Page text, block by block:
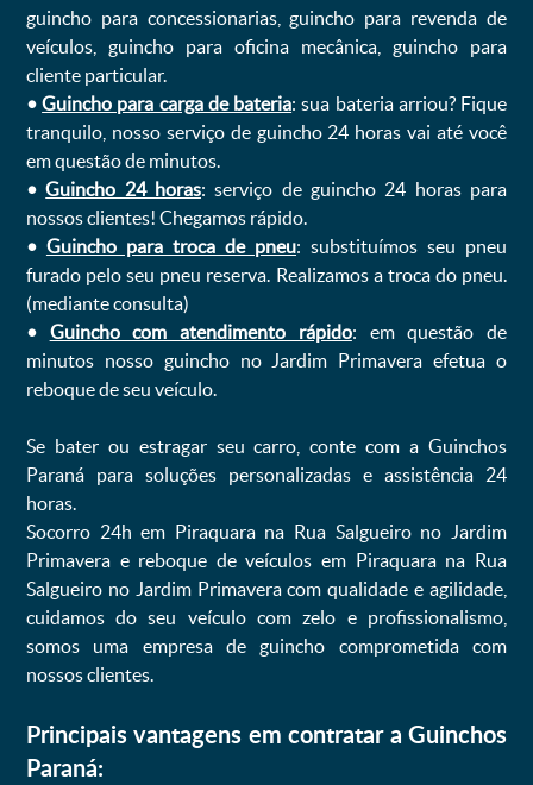
guincho para concessionarias, guincho para revenda de
veículos, guincho para oficina mecânica, guincho para
cliente particular.
•Guincho para carga de bateria: sua bateria arriou? Fique
tranquilo, nosso serviço de guincho 24 horas vai até você
em questão de minutos.
•Guincho 24 horas: serviço de guincho 24 horas para
nossos clientes! Chegamos rápido.
• Guincho para troca de pneu: substituímos seu pneu
furado pelo seu pneu reserva. Realizamos a troca do pneu.
(mediante consulta)
• Guincho com atendimento rápido: em questão de
minutos nosso guincho no Jardim Primavera efetua o
reboque de seu veículo.
Se bater ou estragar seu carro, conte com a Guinchos
Paraná para soluções personalizadas e assistência 24
horas.
Socorro 24h em Piraquara na Rua Salgueiro no Jardim
Primavera e reboque de veículos em Piraquara na Rua
Salgueiro no Jardim Primavera com qualidade e agilidade,
cuidamos do seu veículo com zelo e profissionalismo,
somos uma empresa de guincho comprometida com
nossos clientes.
Principais vantagens em contratar a Guinchos
Paraná: